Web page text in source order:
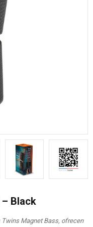
– Black
Magnet Bass, ofrecen